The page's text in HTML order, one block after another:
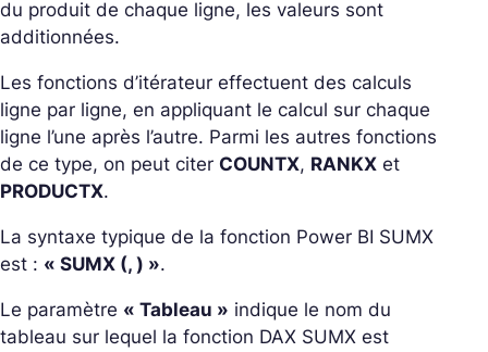
du produit de chaque ligne, les valeurs sont
additionnées.
Les fonctions d’itérateur effectuent des calculs
ligne par ligne, en appliquant le calcul sur chaque
ligne l’une après l’autre. Parmi les autres fonctions
de ce type, on peut citer COUNTX, RANKX et
PRODUCTX.
La syntaxe typique de la fonction Power BI SUMX
est : « SUMX (, ) ».
Le paramètre « Tableau » indique le nom du
tableau sur lequel la fonction DAX SUMX est